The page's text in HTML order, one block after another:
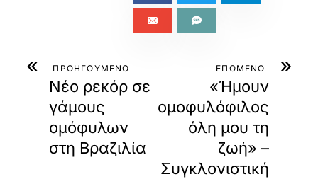
« ΠΡΟΗΓΟΥΜΕΝΟ
Νέο ρεκόρ σε
γάμους
ομόφυλων
στη Βραζιλία
»
ΕΠΟΜΕΝΟ
«Ήμουν
ομοφυλόφιλος
όλη μου τη
ζωή» –
Συγκλονιστική